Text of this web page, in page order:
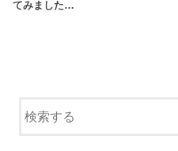
てみました…